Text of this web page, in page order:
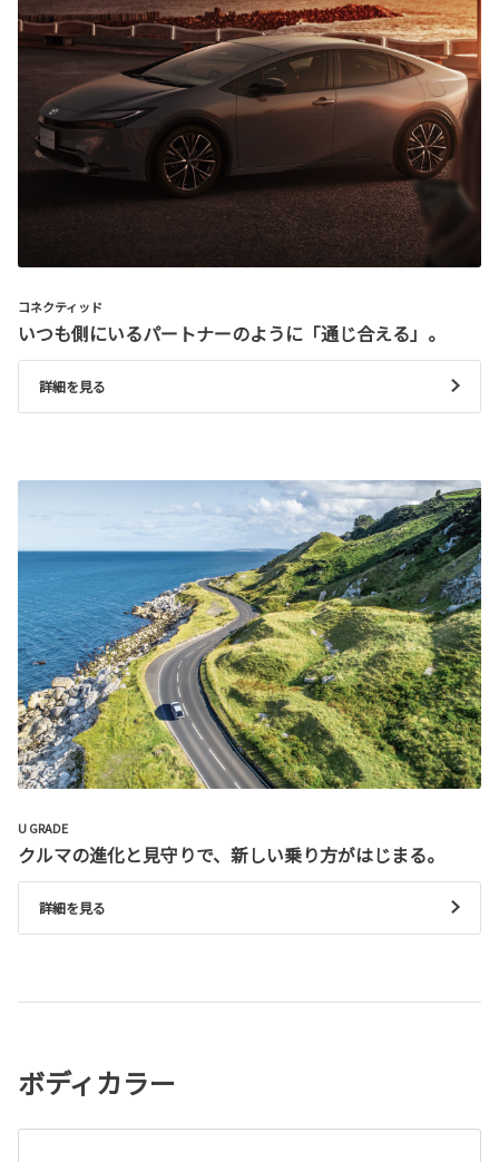
コネクティッド
いつも側にいるパートナーのように「通じ合える」。
詳細を見る
U GRADE
クルマの進化と見守りで、新しい乗り方がはじまる。
詳細を見る
ボディカラー